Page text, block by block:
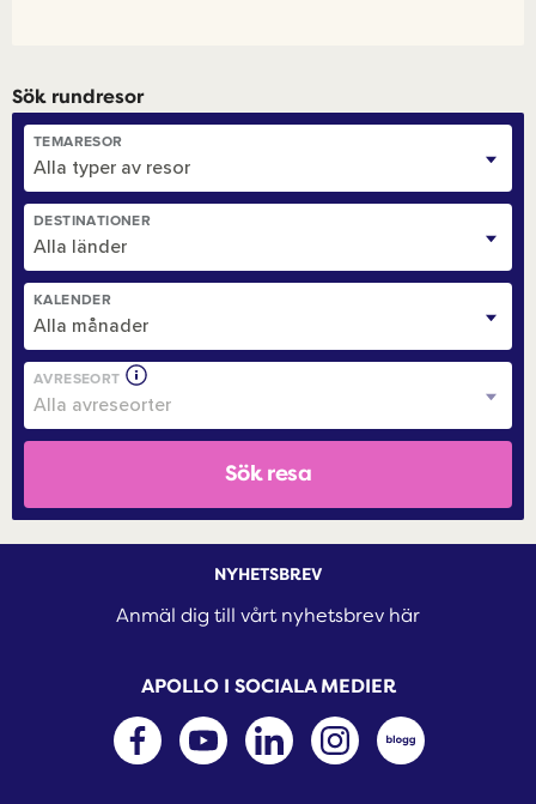
Min
Sök rundresor
TEMARESOR
Alla typer av resor
DESTINATIONER
Alla länder
KALENDER
Alla månader
AVRESEORT
Alla avreseorter
Sök resa
NYHETSBREV
Anmäl dig till vårt nyhetsbrev här
APOLLO I SOCIALA MEDIER